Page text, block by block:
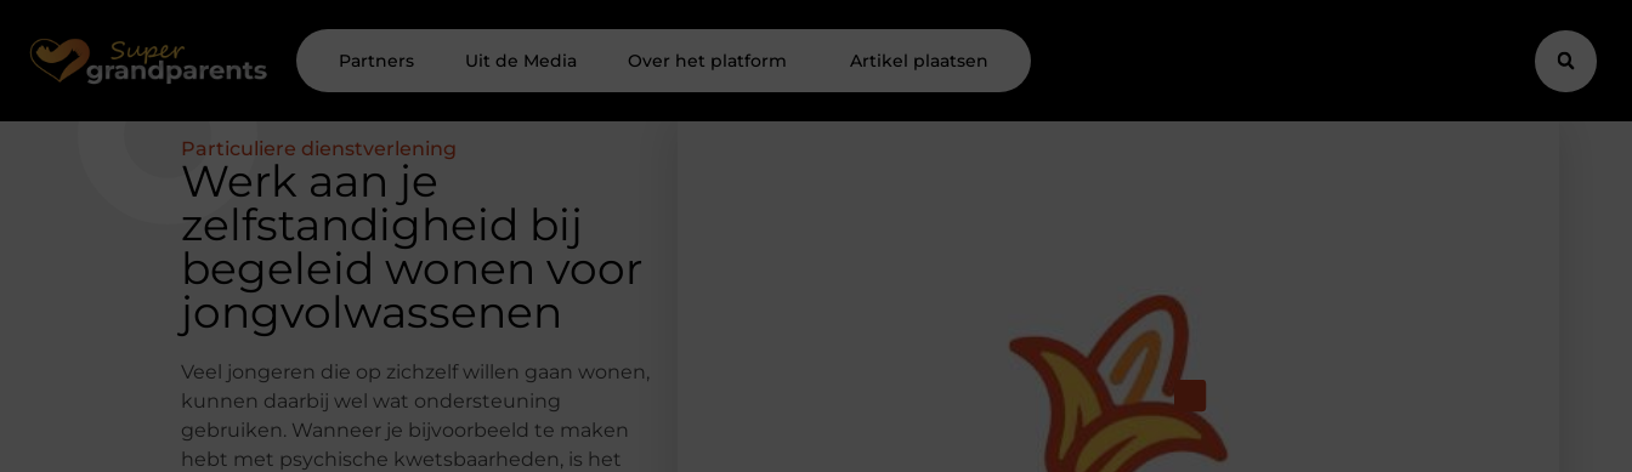
Partners Uit de Media Over het platform Artikel plaatsen
Particuliere dienstverlening
Werk aan je
zelfstandigheid bij
begeleid wonen voor
jongvolwassenen
Veel jongeren die op zichzelf willen gaan wonen,
kunnen daarbij wel wat ondersteuning
gebruiken. Wanneer je bijvoorbeeld te maken
hebt met psychische kwetsbaarheden, is het